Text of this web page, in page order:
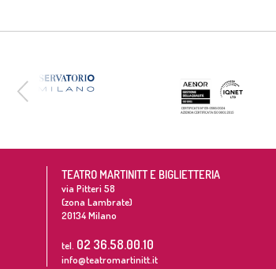
TEATRO MARTINITT E BIGLIETTERIA
via Pitteri 58
(zona Lambrate)
20134Milano
tel. 02 36.58.00.10
info@teatromartinitt.it